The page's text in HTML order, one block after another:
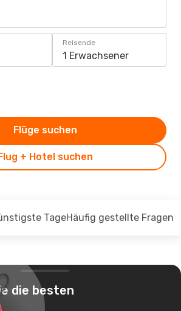
Reisende
1 Erwachsener
+ Hotel suchen
Flüge suchen
TageHäufig gestellte Fragen
die besten